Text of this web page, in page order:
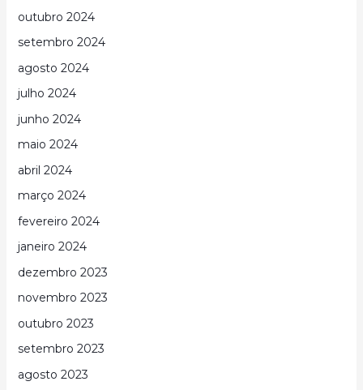
outubro 2024
setembro 2024
agosto 2024
julho 2024
junho 2024
maio 2024
abril 2024
março 2024
fevereiro 2024
janeiro 2024
dezembro 2023
novembro 2023
outubro 2023
setembro 2023
agosto 2023